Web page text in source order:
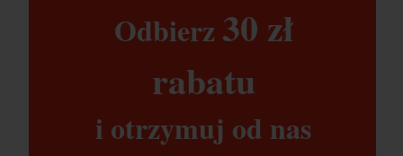
Odbierz 30 zł​
rabatu​
i otrzymuj od nas